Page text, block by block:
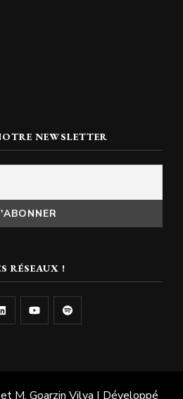
NEWSLETTER
RÉSEAUX !
M. Goarzin Vilva | Développé